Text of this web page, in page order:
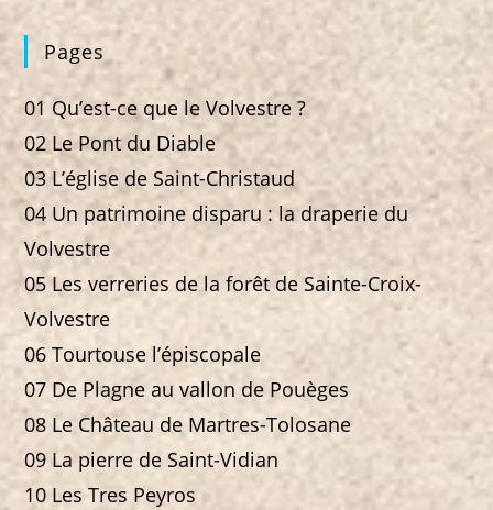
Pages
01 Qu’est-ce que le Volvestre ?
02 Le Pont du Diable
03 L’église de Saint-Christaud
04 Un patrimoine disparu : la draperie du
Volvestre
05 Les verreries de la forêt de Sainte-Croix-
Volvestre
06 Tourtouse l’épiscopale
07 De Plagne au vallon de Pouèges
08 Le Château de Martres-Tolosane
09 La pierre de Saint-Vidian
10 Les Tres Peyros